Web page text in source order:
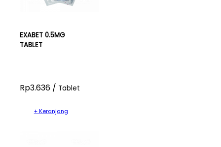
EXABET 0.5MG
TABLET
Rp3.636 / Tablet
+ Keranjang